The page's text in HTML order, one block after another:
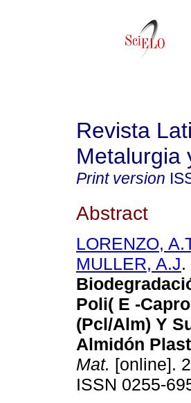
Revista
Metalurgia
Print version
Abstract
LORENZO,
MULLER, A.J.
Poli( E -
(Pcl/Alm) Y
Almidón
Mat. [online].
ISSN 0255-